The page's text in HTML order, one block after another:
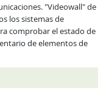
"Videowall" de
los sistemas de
comprobar el estado de
de elementos de